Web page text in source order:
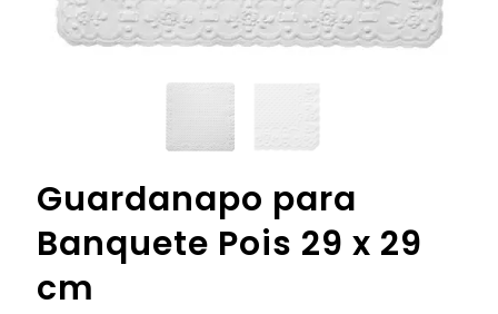
Guardanapo para
Banquete Pois 29 x 29
cm